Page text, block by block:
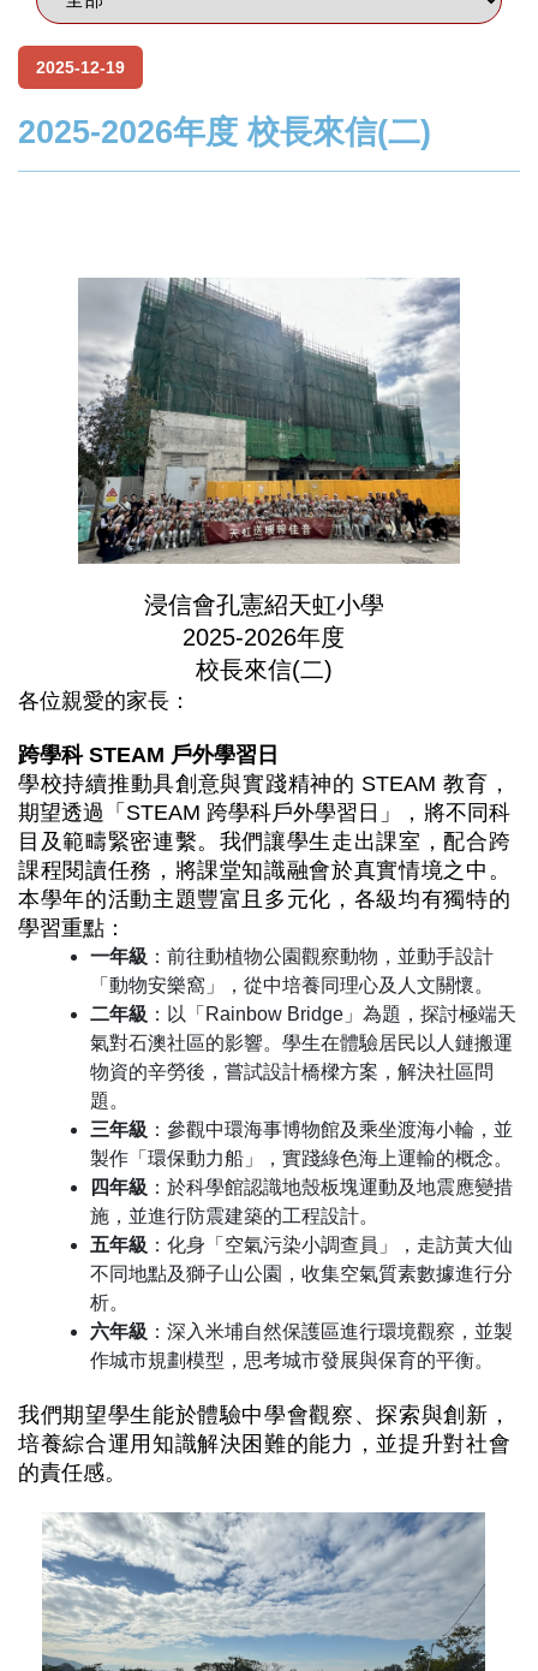
2025-12-19
2025-2026年度 校長來信(二)
浸信會孔憲紹天虹小學
2025-2026年度
校長來信(二)
各位親愛的家長：
跨學科STEAM 戶外學習日
學校持續推動具創意與實踐精神的 STEAM 教育，
期望透過「STEAM 跨學科戶外學習日」，將不同科
目及範疇緊密連繫。我們讓學生走出課室，配合跨
課程閱讀任務，將課堂知識融會於真實情境之中。
本學年的活動主題豐富且多元化，各級均有獨特的
學習重點：
一年級 ：前往動植物公園觀察動物，並動手設計
「動物安樂窩」，從中培養同理心及人文關懷。
二年級 ：以「Rainbow Bridge」為題，探討極端天
氣對石澳社區的影響。學生在體驗居民以人鏈搬運
物資的辛勞後，嘗試設計橋樑方案，解決社區問
題。
三年級 ：參觀中環海事博物館及乘坐渡海小輪，並
製作「環保動力船」，實踐綠色海上運輸的概念。
四年級 ：於科學館認識地殼板塊運動及地震應變措
施，並進行防震建築的工程設計。
五年級 ：化身「空氣污染小調查員」，走訪黃大仙
不同地點及獅子山公園，收集空氣質素數據進行分
析。
六年級 ：深入米埔自然保護區進行環境觀察，並製
作城市規劃模型，思考城市發展與保育的平衡。
我們期望學生能於體驗中學會觀察、探索與創新，
培養綜合運用知識解決困難的能力，並提升對社會
的責任感。